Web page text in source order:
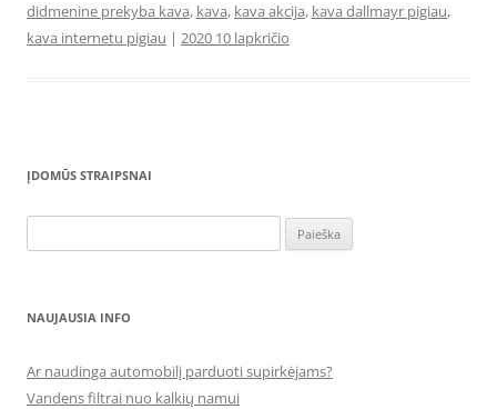
didmenine prekyba kava, kava, kava akcija, kava dallmayr pigiau,
kava internetu pigiau | 2020 10 lapkričio
ĮDOMŪS STRAIPSNAI
NAUJAUSIA INFO
Ar naudinga automobilį parduoti supirkėjams?
Vandens filtrai nuo kalkių namui